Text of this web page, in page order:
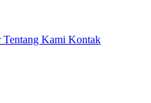
Tentang Kami Kontak